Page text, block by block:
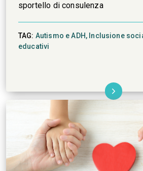
sportello di consulenza
TAG: Autismo e ADH, Inclusione
educativi